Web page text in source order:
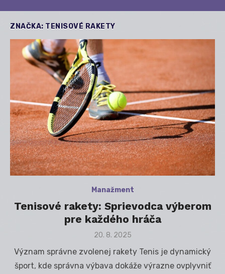
ZNAČKA: TENISOVÉ RAKETY
Manažment
Tenisové rakety: Sprievodca výberom
pre každého hráča
Posted
20. 8. 2025
Význam správne zvolenej rakety Tenis je dynamický
šport, kde správna výbava dokáže výrazne ovplyvniť